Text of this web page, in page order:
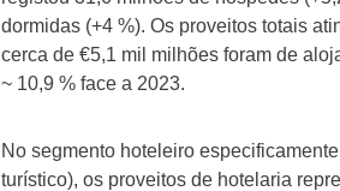
dormidas (+4 %). Os proveitos totais
cerca de €5,1 mil milhões foram de
~ 10,9 % face a 2023.
No segmento hoteleiro
turístico), os proveitos de hotelaria